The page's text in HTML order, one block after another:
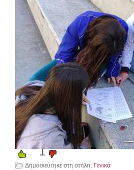
1
Δημοσιεύτηκε στη στήλη: Γενικά